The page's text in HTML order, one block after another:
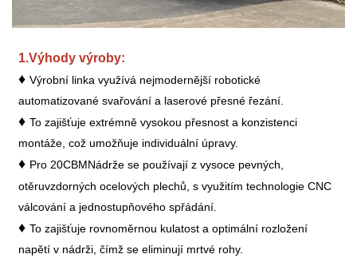
1.Výhody výroby:
♦Výrobní linka využívá nejmodernější robotické
automatizované svařování a laserové přesné řezání.
♦ To zajišťuje extrémně vysokou přesnost a konzistenci
montáže, což umožňuje individuální úpravy.
♦ Pro 20CBMNádrže se používají z vysoce pevných,
otěruvzdorných ocelových plechů, s využitím technologie CNC
válcování a jednostupňového spřádání.
♦ To zajišťuje rovnoměrnou kulatost a optimální rozložení
napětí v nádrži, čímž se eliminují mrtvé rohy.